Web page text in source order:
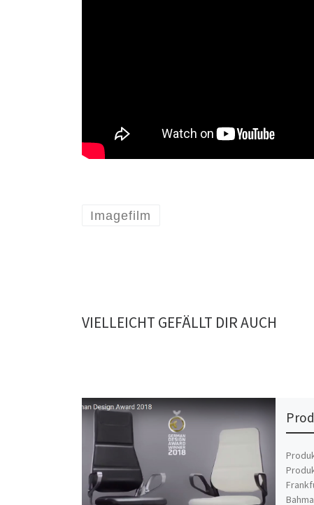
Imagefilm
VIELLEICHT GEFÄLLT DIR AUCH